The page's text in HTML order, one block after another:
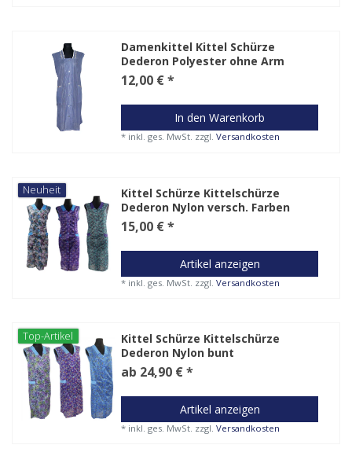
Damenkittel Kittel Schürze
Dederon Polyester ohne Arm
12,00 € *
In den Warenkorb
* inkl. ges. MwSt. zzgl.Versandkosten
Neuheit
Kittel Schürze Kittelschürze
Dederon Nylon versch. Farben
15,00 € *
Artikel anzeigen
* inkl. ges. MwSt. zzgl.Versandkosten
Top-Artikel
Kittel Schürze Kittelschürze
Dederon Nylon bunt
ab 24,90 € *
Artikel anzeigen
* inkl. ges. MwSt. zzgl.Versandkosten